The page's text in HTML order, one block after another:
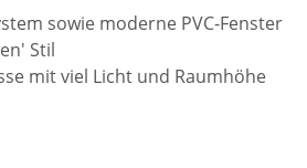
sowie moderne PVC-Fenster
Stil
mit viel Licht und Raumhöhe